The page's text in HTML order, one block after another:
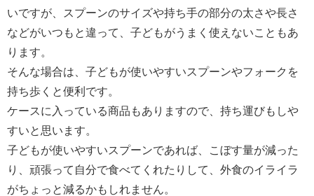
いですが、スプーンのサイズや持ち手の部分の太さや長さ
などがいつもと違って、子どもがうまく使えないこともあ
ります。
そんな場合は、子どもが使いやすいスプーンやフォークを
持ち歩くと便利です。
ケースに入っている商品もありますので、持ち運びもしや
すいと思います。
子どもが使いやすいスプーンであれば、こぼす量が減った
り、頑張って自分で食べてくれたりして、外食のイライラ
がちょっと減るかもしれません。